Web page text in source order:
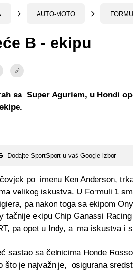
AUTO-MOTO
B - ekipu
Dodajte SportSport u vaš Google izbor
sa Super Aguriem, u Hondi
po imenu Ken Anderson,
velikog iskustva. U Formuli 1
pa nakon toga sa ekipom
tačnije ekipu Chip Ganassi
pa opet u Indy, a ima iskustva i
sastao sa čelnicima Honde
što je najvažnije, osigurana